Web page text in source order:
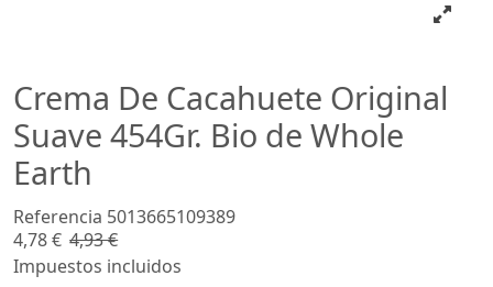
Crema De Cacahuete Original
Suave 454Gr. Bio de Whole
Earth
Referencia 5013665109389
4,78 € 4,93 €
Impuestos incluidos